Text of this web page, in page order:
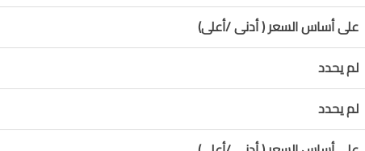
على أساس السعر ( أدنى /أعلى)
لم يحدد
لم يحدد